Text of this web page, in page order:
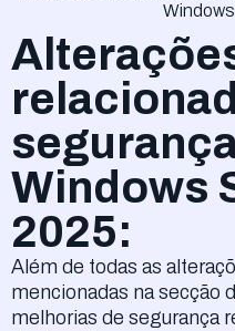
Windows
2025:
Além de todas as
mencionadas na secção
melhorias de segurança